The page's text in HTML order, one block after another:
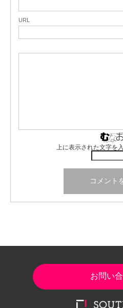
URL
上に表示された文字を
お問い